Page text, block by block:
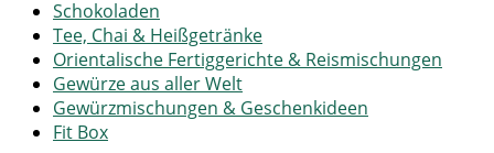
Schokoladen
Tee, Chai & Heißgetränke
Orientalische Fertiggerichte & Reismischungen
Gewürze aus aller Welt
Gewürzmischungen & Geschenkideen
Fit Box